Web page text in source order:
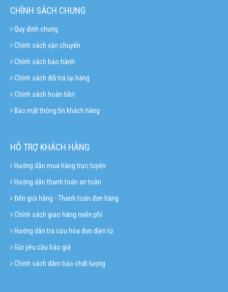
CHÍNH SÁCH CHUNG
Quy định chung
Chính sách vận chuyển
Chính sách bảo hành
Chính sách đổi trả lại hàng
Chính sách hoàn tiền
Bảo mật thông tin khách hàng
HỖ TRỢ KHÁCH HÀNG
Hướng dẫn mua hàng trực tuyến
Hướng dẫn thanh toán an toàn
Đến giỏi hàng - Thanh toán đơn hàng
Chính sách giao hàng miễn phí
Hướng dẫn tra cứu hóa đơn điện tử
Gửi yêu cầu báo giá
Chính sách đảm bảo chất lượng